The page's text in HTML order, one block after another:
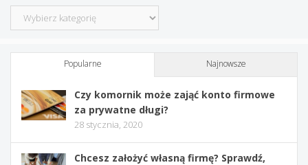
Kategorie
Popularne Najnowsze
Czy komornik może zająć konto firmowe
za prywatne długi?
28 stycznia, 2020
Chcesz założyć własną firmę? Sprawdź,